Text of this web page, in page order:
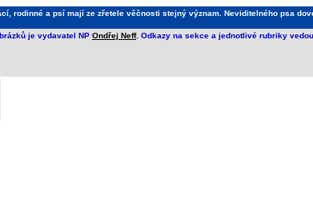
rodinné a psí mají ze zřetele věčnosti stejný význam. Neviditelného psa
je vydavatel NP Ondřej Neff. Odkazy na sekce a jednotlivé rubriky